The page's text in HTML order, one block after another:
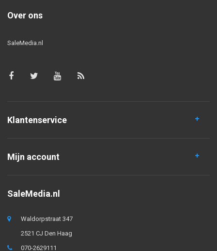
Over ons
SaleMedia.nl
Klantenservice
Mijn account
SaleMedia.nl
Waldorpstraat 347
2521 CJ Den Haag
070-2629111